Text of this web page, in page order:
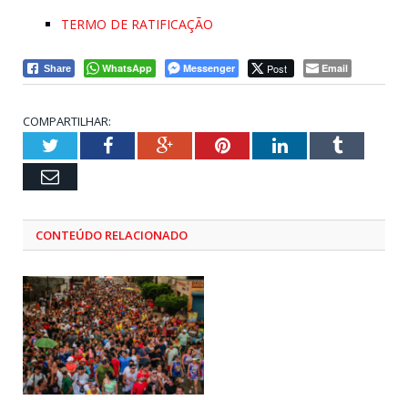
TERMO DE RATIFICAÇÃO
Share WhatsApp Messenger Post Email
COMPARTILHAR:
TwitterFacebookGoogle+PinterestLinkedInTumblr
Email
CONTEÚDO RELACIONADO